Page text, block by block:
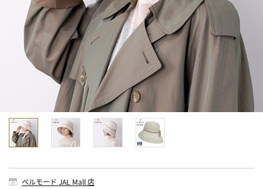
ベルモード JAL Mall 店